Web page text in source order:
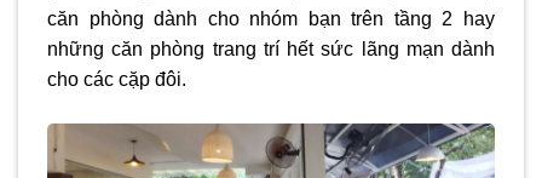
căn phòng dành cho nhóm bạn trên tầng 2 hay
những căn phòng trang trí hết sức lãng mạn dành
cho các cặp đôi.